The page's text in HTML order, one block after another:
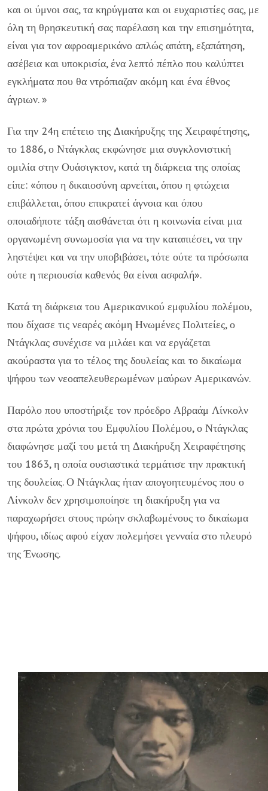
και οι ύμνοι σας, τα κηρύγματα και οι ευχαριστίες σας, με
όλη τη θρησκευτική σας παρέλαση και την επισημότητα,
είναι για τον αφροαμερικάνο απλώς απάτη, εξαπάτηση,
ασέβεια και υποκρισία, ένα λεπτό πέπλο που καλύπτει
εγκλήματα που θα ντρόπιαζαν ακόμη και ένα έθνος
άγριων. »
Για την 24η επέτειο της Διακήρυξης της Χειραφέτησης,
το 1886, ο Ντάγκλας εκφώνησε μια συγκλονιστική
ομιλία στην Ουάσιγκτον, κατά τη διάρκεια της οποίας
είπε: «όπου η δικαιοσύνη αρνείται, όπου η φτώχεια
επιβάλλεται, όπου επικρατεί άγνοια και όπου
οποιαδήποτε τάξη αισθάνεται ότι η κοινωνία είναι μια
οργανωμένη συνωμοσία για να την καταπιέσει, να την
ληστέψει και να την υποβιβάσει, τότε ούτε τα πρόσωπα
ούτε η περιουσία καθενός θα είναι ασφαλή».
Κατά τη διάρκεια του Αμερικανικού εμφυλίου πολέμου,
που δίχασε τις νεαρές ακόμη Ηνωμένες Πολιτείες, ο
Ντάγκλας συνέχισε να μιλάει και να εργάζεται
ακούραστα για το τέλος της δουλείας και το δικαίωμα
ψήφου των νεοαπελευθερωμένων μαύρων Αμερικανών.
Παρόλο που υποστήριξε τον πρόεδρο Αβραάμ Λίνκολν
στα πρώτα χρόνια του Εμφυλίου Πολέμου, ο Ντάγκλας
διαφώνησε μαζί του μετά τη Διακήρυξη Χειραφέτησης
του 1863, η οποία ουσιαστικά τερμάτισε την πρακτική
της δουλείας. Ο Ντάγκλας ήταν απογοητευμένος που ο
Λίνκολν δεν χρησιμοποίησε τη διακήρυξη για να
παραχωρήσει στους πρώην σκλαβωμένους το δικαίωμα
ψήφου, ιδίως αφού είχαν πολεμήσει γενναία στο πλευρό
της Ένωσης.